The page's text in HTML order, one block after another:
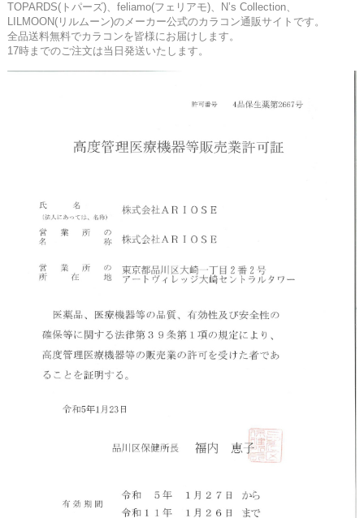
TOPARDS(トパーズ)、feliamo(フェリアモ)、N’s Collection、
LILMOON(リルムーン)のメーカー公式のカラコン通販サイトです。
全品送料無料でカラコンを皆様にお届けします。
17時までのご注文は当日発送いたします。